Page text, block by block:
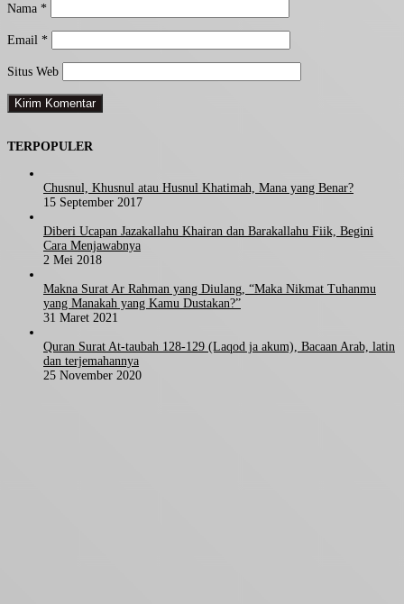
Nama *
Email *
Situs Web
TERPOPULER
Chusnul, Khusnul atau Husnul Khatimah, Mana yang Benar?
15 September 2017
Diberi Ucapan Jazakallahu Khairan dan Barakallahu Fiik, Begini
Cara Menjawabnya
2 Mei 2018
Makna Surat Ar Rahman yang Diulang, “Maka Nikmat Tuhanmu
yang Manakah yang Kamu Dustakan?”
31 Maret 2021
Quran Surat At-taubah 128-129 (Laqod ja akum), Bacaan Arab, latin
dan terjemahannya
25 November 2020